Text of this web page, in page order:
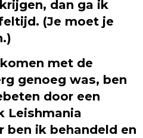
dan ga ik
(Je moet je
met de
genoeg was, ben
door een
Leishmania
ben ik behandeld en